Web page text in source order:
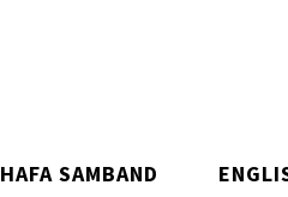
HAFA SAMBAND